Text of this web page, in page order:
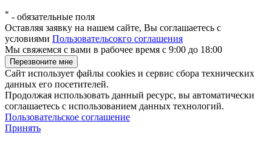
* - обязательные поля
Оставляя заявку на нашем сайте, Вы соглашаетесь с
условиями Пользовательсокго соглашения
Мы свяжемся с вами в рабочее время с 9:00 до 18:00
Сайт использует файлы cookies и сервис сбора технических
данных его посетителей.
Продолжая использовать данный ресурс, вы автоматически
соглашаетесь с использованием данных технологий.
Пользовательское соглашение
Принять